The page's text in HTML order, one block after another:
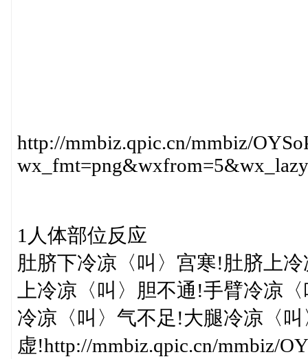
http://mmbiz.qpic.cn/mmbiz/
1人体部位反应
肚脐下冷凉〈叫〉宫寒!肚脐上
上冷凉〈叫〉胆不通!手臂冷凉
冷凉〈叫〉气不足!大腿冷凉〈
虚!http://mmbiz.qpic.cn/mmbiz/